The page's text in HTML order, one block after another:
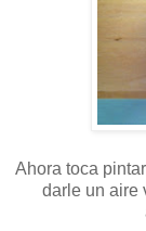
Ahora toca
darle un aire